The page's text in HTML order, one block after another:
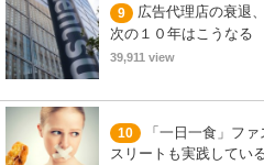
9
広告代理店の衰退
次の１０年はこうなる
39,911 view
10
「一日一食」フ
スリートも実践してい